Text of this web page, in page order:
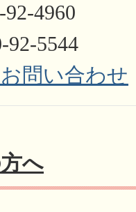
4960
5544
問い合わせ
へ